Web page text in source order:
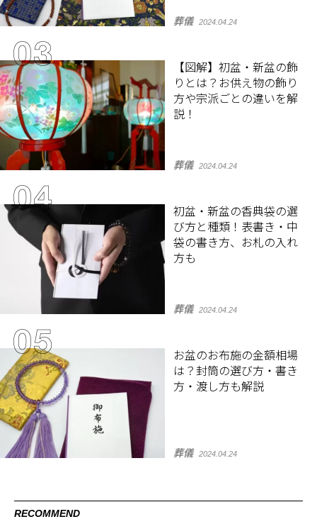
葬儀 2024.04.24
【図解】初盆・新盆の飾
りとは？お供え物の飾り
方や宗派ごとの違いを解
説！
葬儀 2024.04.24
初盆・新盆の香典袋の選
び方と種類！表書き・中
袋の書き方、お札の入れ
方も
葬儀 2024.04.24
お盆のお布施の金額相場
は？封筒の選び方・書き
方・渡し方も解説
葬儀 2024.04.24
RECOMMEND